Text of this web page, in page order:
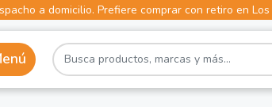
a domicilio. Prefiere comprar con retiro en